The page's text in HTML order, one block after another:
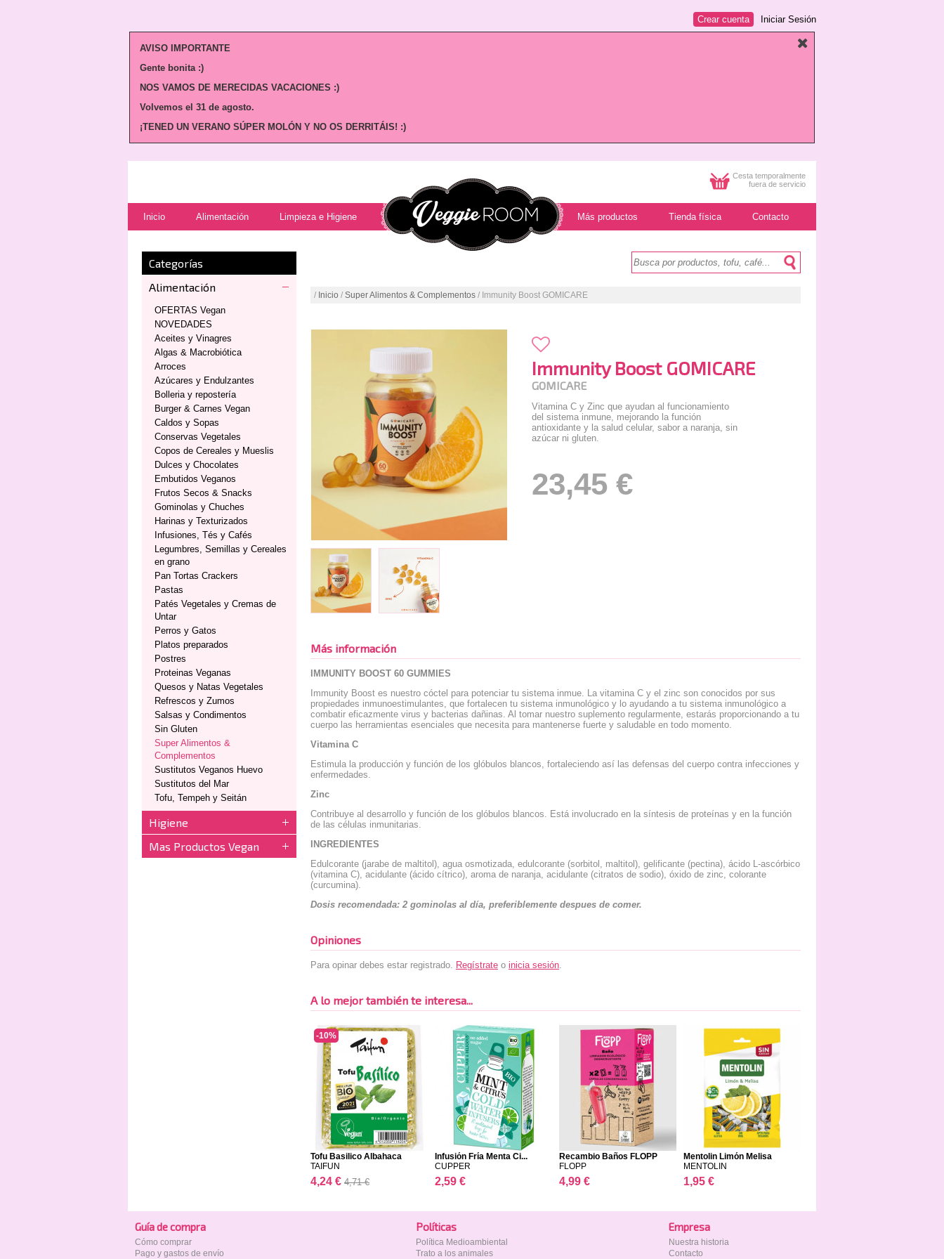
Iniciar Sesión
Crear cuenta
AVISO IMPORTANTE
Gente bonita :)
NOS VAMOS DE MERECIDAS VACACIONES :)
Volvemos el 31 de agosto.
¡TENED UN VERANO SÚPER MOLÓN Y NO OS DERRITÁIS! :)
Cesta temporalmente
fuera de servicio
Inicio Alimentación Limpieza e Higiene Más productos Tienda física Contacto
Categorías
Alimentación
OFERTAS Vegan
NOVEDADES
Aceites y Vinagres
Algas & Macrobiótica
Arroces
Azúcares y Endulzantes
Bolleria y repostería
Burger & Carnes Vegan
Caldos y Sopas
Conservas Vegetales
Copos de Cereales y Mueslis
Dulces y Chocolates
Embutidos Veganos
Frutos Secos & Snacks
Gominolas y Chuches
Harinas y Texturizados
Infusiones, Tés y Cafés
Legumbres, Semillas y Cereales
en grano
Pan Tortas Crackers
Pastas
Patés Vegetales y Cremas de
Untar
Perros y Gatos
Platos preparados
Postres
Proteinas Veganas
Quesos y Natas Vegetales
Refrescos y Zumos
Salsas y Condimentos
Sin Gluten
Super Alimentos &
Complementos
Sustitutos Veganos Huevo
Sustitutos del Mar
Tofu, Tempeh y Seitán
Higiene
Mas Productos Vegan
/ Inicio / Super Alimentos & Complementos / Immunity Boost GOMICARE
Immunity Boost GOMICARE
GOMICARE
Vitamina C y Zinc que ayudan al funcionamiento
del sistema inmune, mejorando la función
antioxidante y la salud celular, sabor a naranja, sin
azúcar ni gluten.
23,45 €
Más información
IMMUNITY BOOST 60 GUMMIES
Immunity Boost es nuestro cóctel para potenciar tu sistema inmue. La vitamina C y el zinc son conocidos por sus
propiedades inmunoestimulantes, que fortalecen tu sistema inmunológico y lo ayudando a tu sistema inmunológico a
combatir eficazmente virus y bacterias dañinas. Al tomar nuestro suplemento regularmente, estarás proporcionando a tu
cuerpo las herramientas esenciales que necesita para mantenerse fuerte y saludable en todo momento.
Vitamina C
Estimula la producción y función de los glóbulos blancos, fortaleciendo así las defensas del cuerpo contra infecciones y
enfermedades.
Zinc
Contribuye al desarrollo y función de los glóbulos blancos. Está involucrado en la síntesis de proteínas y en la función
de las células inmunitarias.
INGREDIENTES
Edulcorante (jarabe de maltitol), agua osmotizada, edulcorante (sorbitol, maltitol), gelificante (pectina), ácido L-ascórbico
(vitamina C), acidulante (ácido cítrico), aroma de naranja, acidulante (citratos de sodio), óxido de zinc, colorante
(curcumina).
Dosis recomendada: 2 gominolas al día, preferiblemente despues de comer.
Opiniones
Para opinar debes estar registrado. Regístrate o inicia sesión.
A lo mejor también te interesa...
Tofu Basilico Albahaca
TAIFUN
4,24 € 4,71 €
-10%
Infusión Fría Menta Ci...
CUPPER
2,59 €
Recambio Baños FLOPP
FLOPP
4,99 €
Mentolin Limón Melisa
MENTOLIN
1,95 €
Guía de compra
Cómo comprar
Pago y gastos de envío
Polí­ticas
Política Medioambiental
Trato a los animales
Empresa
Nuestra historia
Contacto